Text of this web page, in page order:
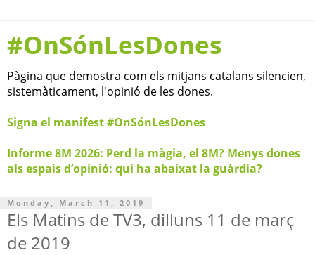
#OnSónLesDones
Pàgina que demostra com els mitjans catalans silencien,
sistemàticament, l'opinió de les dones.
Signa el manifest #OnSónLesDones
Informe 8M 2026: Perd la màgia, el 8M? Menys dones
als espais d’opinió: qui ha abaixat la guàrdia?
Monday, March 11, 2019
Els Matins de TV3, dilluns 11 de març
de 2019